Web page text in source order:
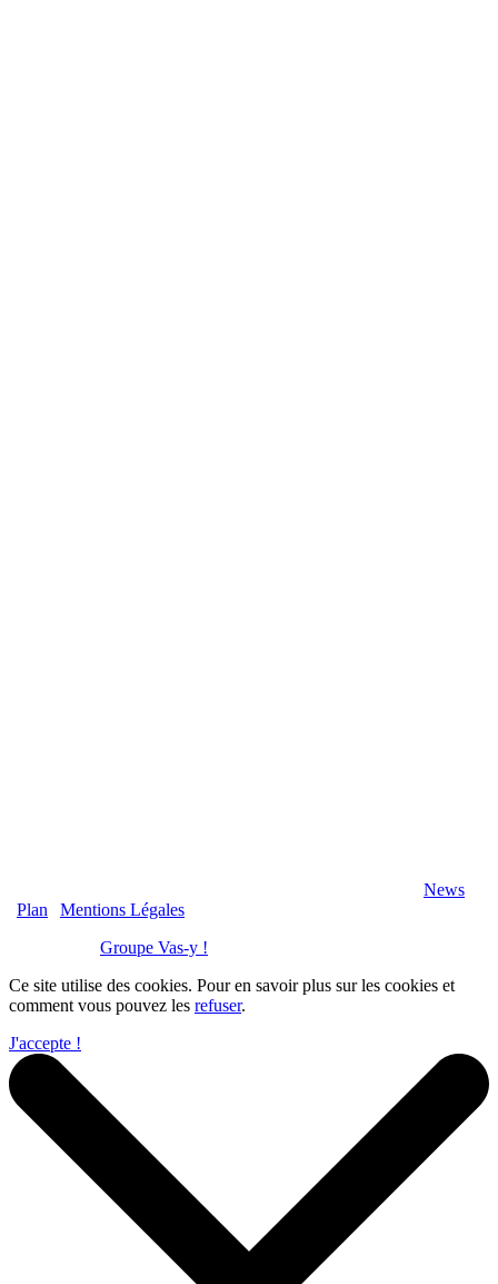
News
Plan
Mentions Légales
Groupe Vas-y !
Ce site utilise des cookies. Pour en savoir plus sur les cookies et
comment vous pouvez les refuser.
J'accepte !